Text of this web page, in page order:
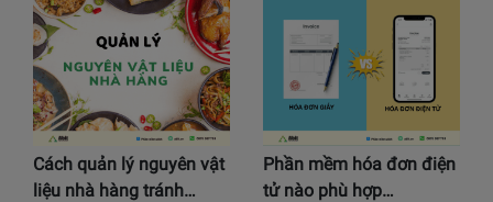
Cách quản lý nguyên vật
liệu nhà hàng tránh…
Phần mềm hóa đơn điện
tử nào phù hợp…